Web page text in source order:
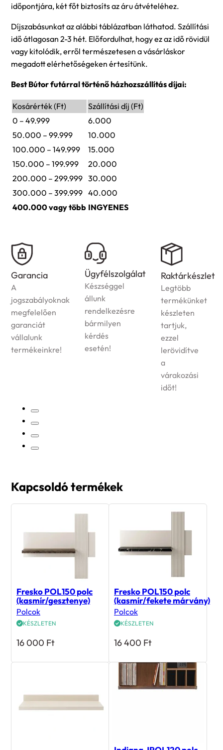
időpontjára, két főt biztosíts az áru átvételéhez.
Díjszabásunkat az alábbi táblázatban láthatod. Szállítási
idő átlagosan 2-3 hét. Előfordulhat, hogy ez az idő rövidül
vagy kitolódik, erről természetesen a vásárláskor
megadott elérhetőségeken értesítünk.
Best Bútor futárral történő házhozszállítás díjai:
Kosárérték (Ft)
Szállítási díj (Ft)
0 – 49.999
6.000
50.000 – 99.999
10.000
100.000 – 149.999
15.000
150.000 – 199.999
20.000
200.000 – 299.999 30.000
300.000 – 399.999 40.000
400.000 vagy több INGYENES
Ügyfélszolgálat
Készséggel
állunk
rendelkezésre
bármilyen
kérdés
esetén!
Raktárkészlet
Legtöbb
termékünket
készleten
tartjuk,
ezzel
lerövidítve
Házhozszállítás
Az
ország
egész
területére
vállaljuk
megrendelt
termékek
kiszállítását!
Kapcsoldó termékek
Fresko POL150 polc
(kasmír/gesztenye)
Polcok
KÉSZLETEN
16 000 Ft
Fresko POL150 polc
(kasmír/fekete márvány)
Polcok
KÉSZLETEN
16 400 Ft